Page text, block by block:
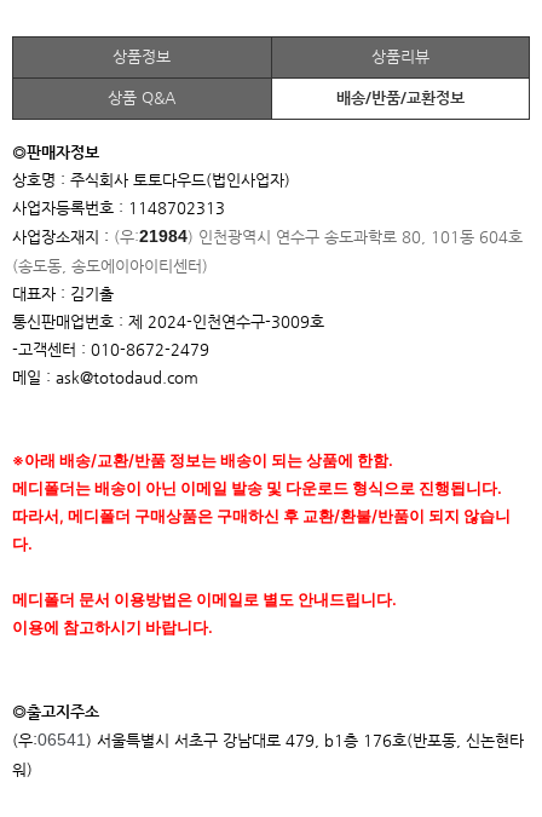
상품정보 상품리뷰
상품 Q&A 배송/반품/교환정보
◎판매자정보
상호명 : 주식회사 토토다우드(법인사업자)
사업자등록번호 : 1148702313
사업장소재지 : (우:21984) 인천광역시 연수구 송도과학로 80, 101동 604호
(송도동, 송도에이아이 티센터)
대표자 : 김기출
통신판매업번호 : 제 2024-인천연수구-3009호
-고객센터 : 010-8672-2479
메일 : ask@totodaud.com
※아래 배송/교환/반품 정보는 배송이 되는 상품에 한함.
메디폴더는 배송이 아닌 이메일 발송 및 다운로드 형식으로 진행됩니다.
따라서, 메디폴더 구매상품은 구매하신 후 교환/환불/반품이 되지 않습니
다.
메디폴더 문서 이용방법은 이메일로 별도 안내드립니다.
이용에 참고하시기 바랍니다.
◎출고지주소
(우:06541 ) 서울특별시 서초구 강남대로 479, b1층 176호(반포동, 신논현타
워)